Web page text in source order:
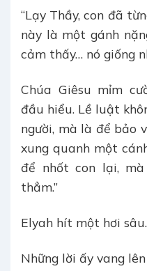
“Lạy Thầy, con đã
này là một gánh
cảm thấy… nó giống
Chúa Giêsu mỉm
đầu hiểu. Lề luật
người, mà là để bảo
xung quanh một
để nhốt con lại,
thẳm.”
Elyah hít một hơi sâu.
Những lời ấy vang